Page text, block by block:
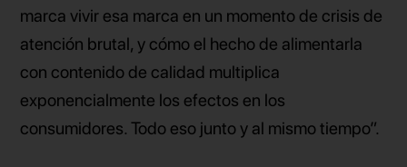
marca vivir esa marca en un momento de crisis de
atención brutal, y cómo el hecho de alimentarla
con contenido de calidad multiplica
exponencialmente los efectos en los
consumidores. Todo eso junto y al mismo tiempo”.